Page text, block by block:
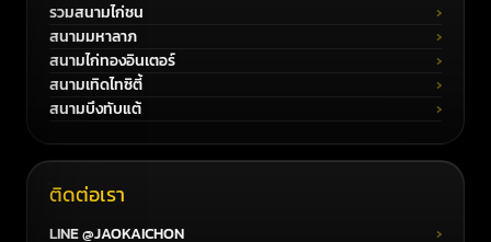
รวมสนามไก่ชน
สนามมหาลาภ
สนามไก่ทองอินเตอร์
สนามเทิดไทซิตี้
สนามบึงทับแต้
ติดต่อเรา
LINE @JAOKAICHON